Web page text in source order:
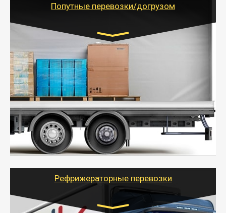
Попутные перевозки/догрузом
Транспорт:
Газель (1,5 и 3 тонны), Бычок, Еврофура от 5 до
10 тонн
от 5000 руб. Возможен догруз
- Экономный способ доставить вещи от 200 кг в
другой город - догрузом или попутно. Попутные
грузоперевозки для физлиц, ИП и юрлиц обходятся
дешевле.
- Тайгер Логистик организует доставку
крупногабаритных и личных вещей по нужному
для погрузочно-разгрузочных работ при перевозке.
Рефрижераторные перевозки